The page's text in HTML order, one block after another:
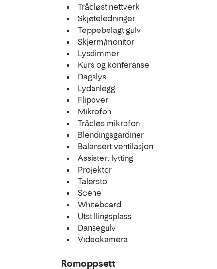
Trådløst nettverk
Skjøteledninger
Teppebelagt gulv
Skjerm/monitor
Lysdimmer
Kurs og konferanse
Dagslys
Lydanlegg
Flipover
Mikrofon
Trådløs mikrofon
Blendingsgardiner
Balansert ventilasjon
Assistert lytting
Projektor
Talerstol
Scene
Whiteboard
Utstillingsplass
Dansegulv
Videokamera
Romoppsett